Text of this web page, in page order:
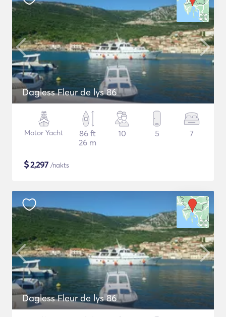
Dagless Fleur de lys 86
Motor Yacht
86 ft
26 m
10 5 7
$2,297 /nakts
Dagless Fleur de lys 86